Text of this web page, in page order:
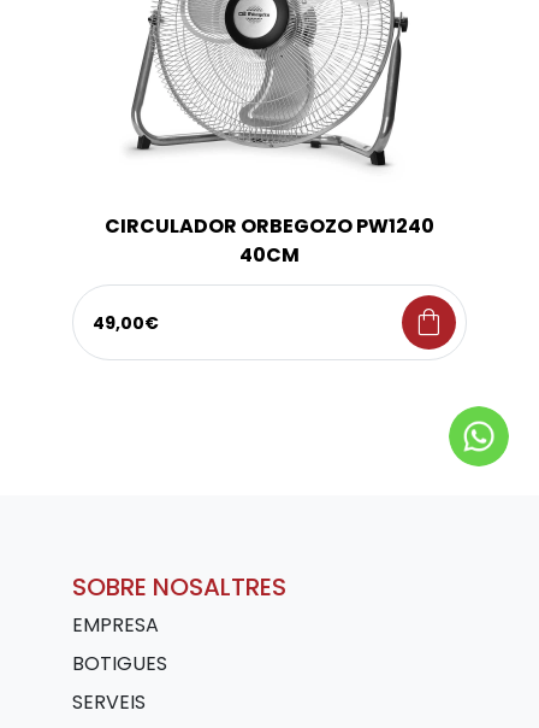
CIRCULADOR ORBEGOZO PW1240
40CM
49,00€ shopping_bag
SOBRE NOSALTRES
EMPRESA
BOTIGUES
SERVEIS